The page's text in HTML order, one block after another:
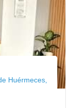
Huérmeces,